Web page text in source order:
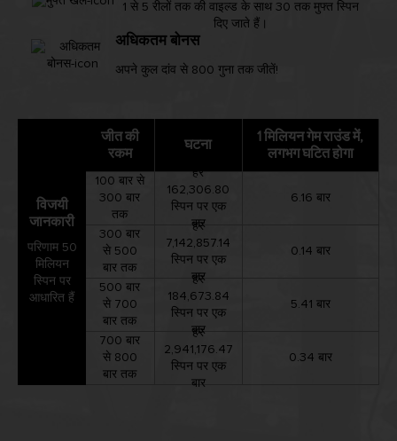
1 से 5 रीलों तक की वाइल्ड के साथ 30 तक मुफ्त स्पिन
दिए जाते हैं।
अधिकतम बोनस
अपने कुल दांव से 800 गुना तक जीतें!
विजयी
जानकारी
परिणाम 50
मिलियन
स्पिन पर
आधारित हैं
जीत की
रकम
100 बार से
300 बार
तक
300 बार
से 500
बार तक
500 बार
से 700
बार तक
700 बार
से 800
बार तक
घटना
हर
162,306.80
स्पिन पर एक
बार
हर
7,142,857.14
स्पिन पर एक
बार
हर
184,673.84
स्पिन पर एक
बार
हर
2,941,176.47
स्पिन पर एक
बार
1 मिलियन गेम राउंड में,
लगभग घटित होगा
6.16 बार
0.14 बार
5.41 बार
0.34 बार